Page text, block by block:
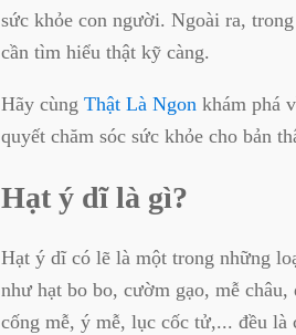
sức khỏe con người. Ngoài ra,
cần tìm hiểu thật kỹ càng.
Hãy cùng Thật Là Ngon khám phá
quyết chăm sóc sức khỏe cho bản
Hạt ý dĩ là gì?
Hạt ý dĩ có lẽ là một trong những
như hạt bo bo, cườm gạo, mễ
cống mễ, ý mễ, lục cốc tử,... đều là